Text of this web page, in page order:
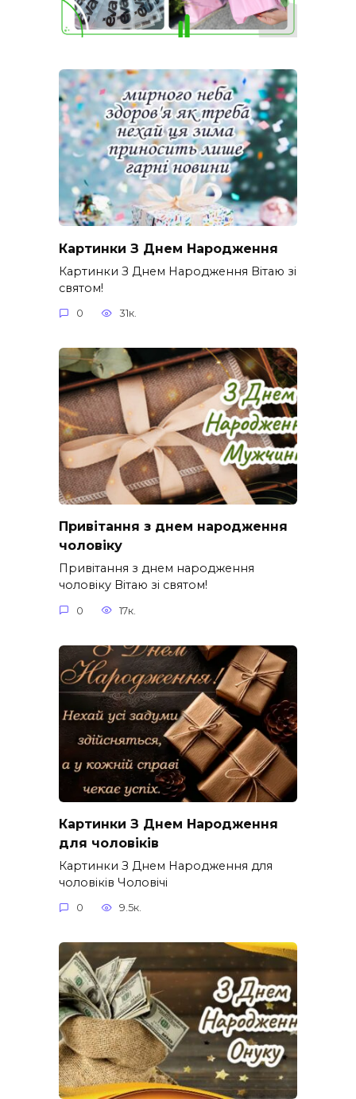
Картинки З Днем Народження
Картинки З Днем Народження Вітаю зі
святом!
0 31к.
Привітання з днем народження
чоловіку
Привітання з днем народження
чоловіку Вітаю зі святом!
0 17к.
Картинки З Днем Народження
для чоловіків​
Картинки З Днем Народження для
чоловіків​ Чоловічі
0 9.5к.